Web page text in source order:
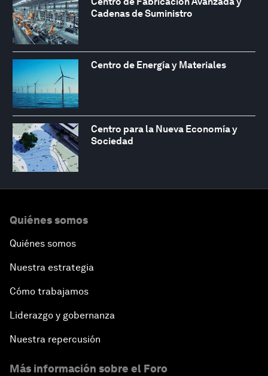
Cadenas de Suministro
Centro de Energía y Materiales
Centro para la Nueva Economía y
Sociedad
Quiénes somos
Quiénes somos
Nuestra estrategia
Cómo trabajamos
Liderazgo y gobernanza
Nuestra repercusión
Más información sobre el Foro